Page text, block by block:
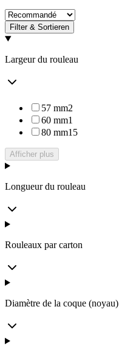
Filter & Sortieren
Largeur du rouleau
57 mm2
60 mm1
80 mm15
Afficher plus
Longueur du rouleau
Rouleaux par carton
Diamètre de la coque (noyau)